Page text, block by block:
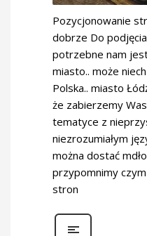
Pozycjonowanie
dobrze Do
potrzebne nam
miasto.. może
Polska.. miasto
że zabierzemy
tematyce z
niezrozumiałym
można dostać
przypomnimy
stron